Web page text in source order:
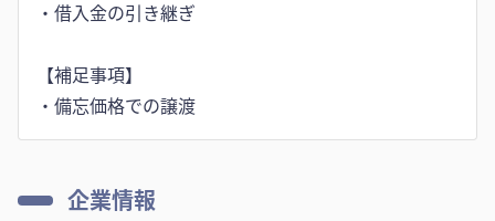
・借入金の引き継ぎ
【補足事項】
・備忘価格での譲渡
企業情報